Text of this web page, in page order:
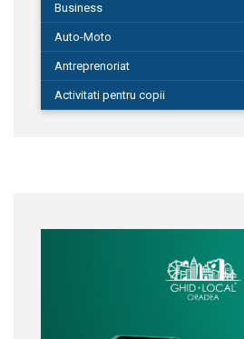
Business
Auto-Moto
Antreprenoriat
Activitati pentru copii